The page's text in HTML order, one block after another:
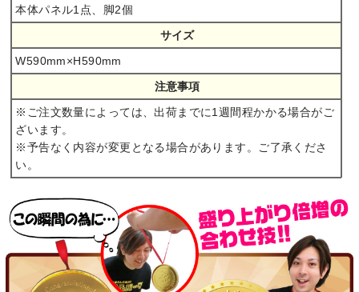
本体パネル1点、脚2個
サイズ
W590mm×H590mm
注意事項
※ご注文数量によっては、出荷までに1週間程かかる場合がご
ざいます。
※予告なく内容が変更となる場合があります。ご了承くださ
い。